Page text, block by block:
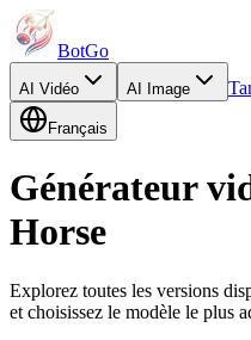
BotGo
AI Vidéo AI Image
Français
Générateur
Horse
Explorez toutes les versions
et choisissez le modèle le plus